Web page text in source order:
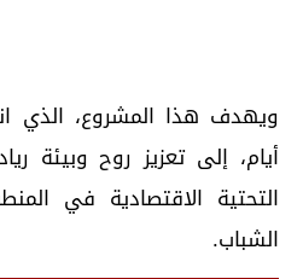
ويهدف هذا المشروع، الذي
أيام، إلى تعزيز روح وبيئة
التحتية الاقتصادية في
الشباب.